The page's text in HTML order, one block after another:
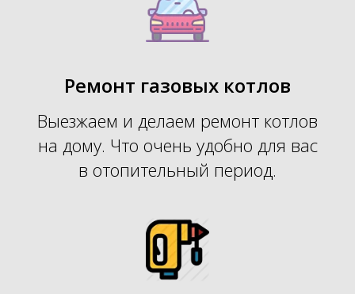
Ремонт газовых котлов
Выезжаем и делаем ремонт котлов
на дому. Что очень удобно для вас
в отопительный период.